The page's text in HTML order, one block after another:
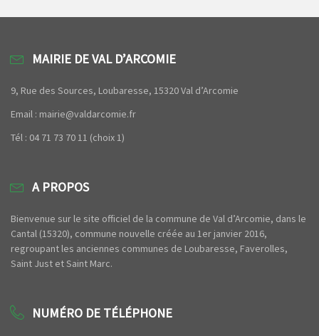
MAIRIE DE VAL D’ARCOMIE
9, Rue des Sources, Loubaresse, 15320 Val d’Arcomie
Email : mairie@valdarcomie.fr
Tél : 04 71 73 70 11 (choix 1)
A PROPOS
Bienvenue sur le site officiel de la commune de Val d’Arcomie, dans le
Cantal (15320), commune nouvelle créée au 1er janvier 2016,
regroupant les anciennes communes de Loubaresse, Faverolles,
Saint Just et Saint Marc.
NUMÉRO DE TÉLÉPHONE